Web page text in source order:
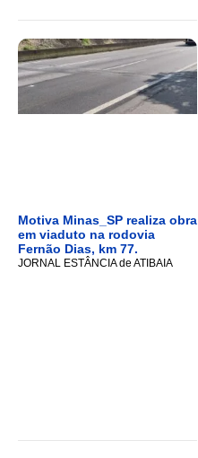
Motiva Minas_SP realiza obra
em viaduto na rodovia
Fernão Dias, km 77.
JORNAL ESTÂNCIA de ATIBAIA